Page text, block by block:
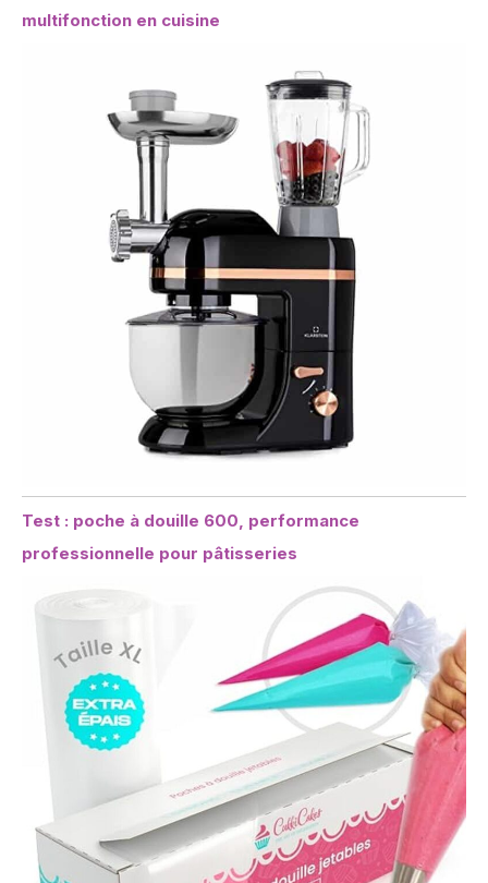
multifonction en cuisine
Test : poche à douille 600, performance
professionnelle pour pâtisseries